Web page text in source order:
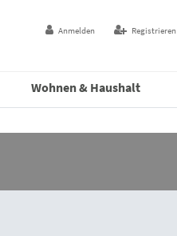
Anmelden Registrieren
Wohnen & Haushalt